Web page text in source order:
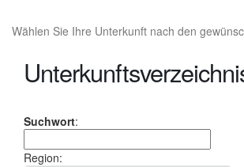
Wählen Sie Ihre Unterkunft nach den
Suchwort:
Region: